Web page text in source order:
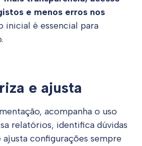
e menos erros nos
inicial é essencial para
e ajusta
acompanha o uso
relatórios, identifica dúvidas
ajusta configurações sempre